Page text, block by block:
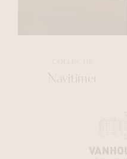
Navitimer